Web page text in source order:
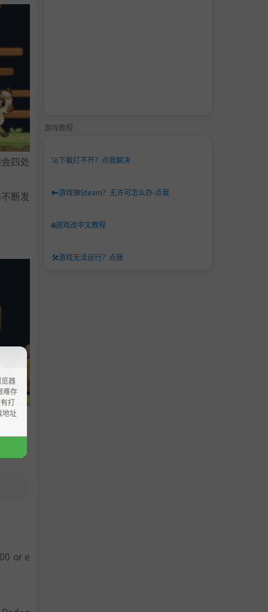
四处
断发
物、
or e
游戏教程
🚀下载打不开？点我解决
🔑游戏弹Steam？无许可怎么办-点我
🌐游戏改中文教程
🛠️游戏无法运行？点我
器
难存
打
地址